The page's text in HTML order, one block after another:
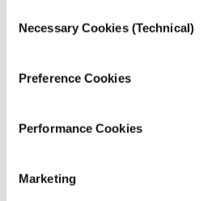
Selection
Necessary Cookies (Technical)
Preference Cookies
Performance Cookies
Marketing
στην Αριστερά και στην
δυσπιστία στα έντυπα μέσα
αντίστοιχα, ενώ τα ανάλογα
αυτοπροσδιορίζονται στη Δεξιά